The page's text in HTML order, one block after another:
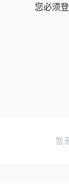
您必须
暂